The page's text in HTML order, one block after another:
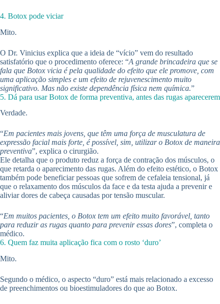
4. Botox pode viciar
Mito.
O Dr. Vinicius explica que a ideia de “vício” vem do resultado
satisfatório que o procedimento oferece: “A grande brincadeira que se
fala que Botox vicia é pela qualidade do efeito que ele promove, com
uma aplicação simples e um efeito de rejuvenescimento muito
significativo. Mas não existe dependência física nem química.”
5. Dá para usar Botox de forma preventiva, antes das rugas aparecerem
Verdade.
“Em pacientes mais jovens, que têm uma força de musculatura de
expressão facial mais forte, é possível, sim, utilizar o Botox de maneira
preventiva”, explica o cirurgião.
Ele detalha que o produto reduz a força de contração dos músculos, o
que retarda o aparecimento das rugas. Além do efeito estético, o Botox
também pode beneficiar pessoas que sofrem de cefaleia tensional, já
que o relaxamento dos músculos da face e da testa ajuda a prevenir e
aliviar dores de cabeça causadas por tensão muscular.
“Em muitos pacientes, o Botox tem um efeito muito favorável, tanto
para reduzir as rugas quanto para prevenir essas dores”, completa o
médico.
6. Quem faz muita aplicação fica com o rosto ‘duro’
Mito.
Segundo o médico, o aspecto “duro” está mais relacionado a excesso
de preenchimentos ou bioestimuladores do que ao Botox.